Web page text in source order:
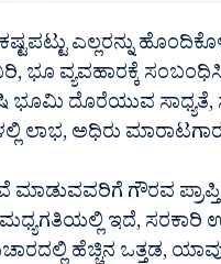
ಎಲ್ಲರನ್ನು
ಭೂ ವ್ಯವಹಾರಕ್ಕೆ
ಭೂಮಿ ದೊರೆಯುವ ಸಾಧ್ಯತೆ,
ಲಾಭ, ಅಧಿರು
ಮಾಡುವವರಿಗೆ ಗೌರವ
ಇದೆ, ಸರಕಾರಿ
ಹೆಚ್ಚಿನ ಒತ್ತಡ,